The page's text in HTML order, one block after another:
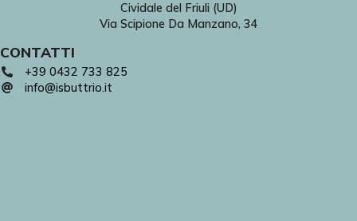
Cividale del Friuli (UD)
Via Scipione Da Manzano, 34
CONTATTI
+39 0432 733 825
info@isbuttrio.it